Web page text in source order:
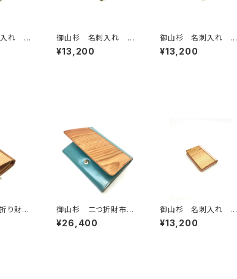
れ 黒
御山杉 名刺入れ 緑
色（グリーン）
¥13,200
御山杉 名刺入れ 茶
色（ブラウン）
¥13,200
り財
ン）
御山杉 二つ折財布
アクアブルー
¥26,400
御山杉 名刺入れ ピ
ンク
¥13,200